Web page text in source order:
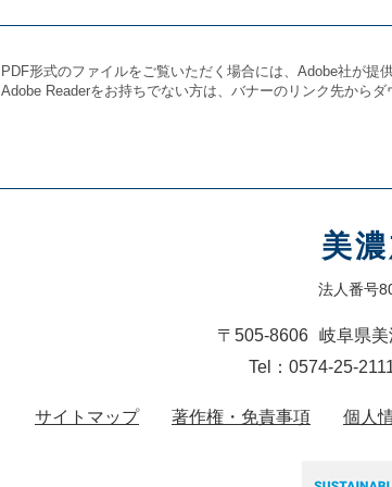
PDF形式のファイルをご覧いただく場合には、Adobe社が提
Adobe Readerをお持ちでない方は、バナーのリンク先からダ
美
法人番号
〒505-8606
岐阜県
Tel：0574-25-
サイトマップ 著作権・免責事項 個人